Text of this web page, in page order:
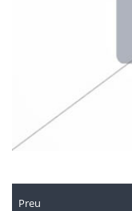
Preu